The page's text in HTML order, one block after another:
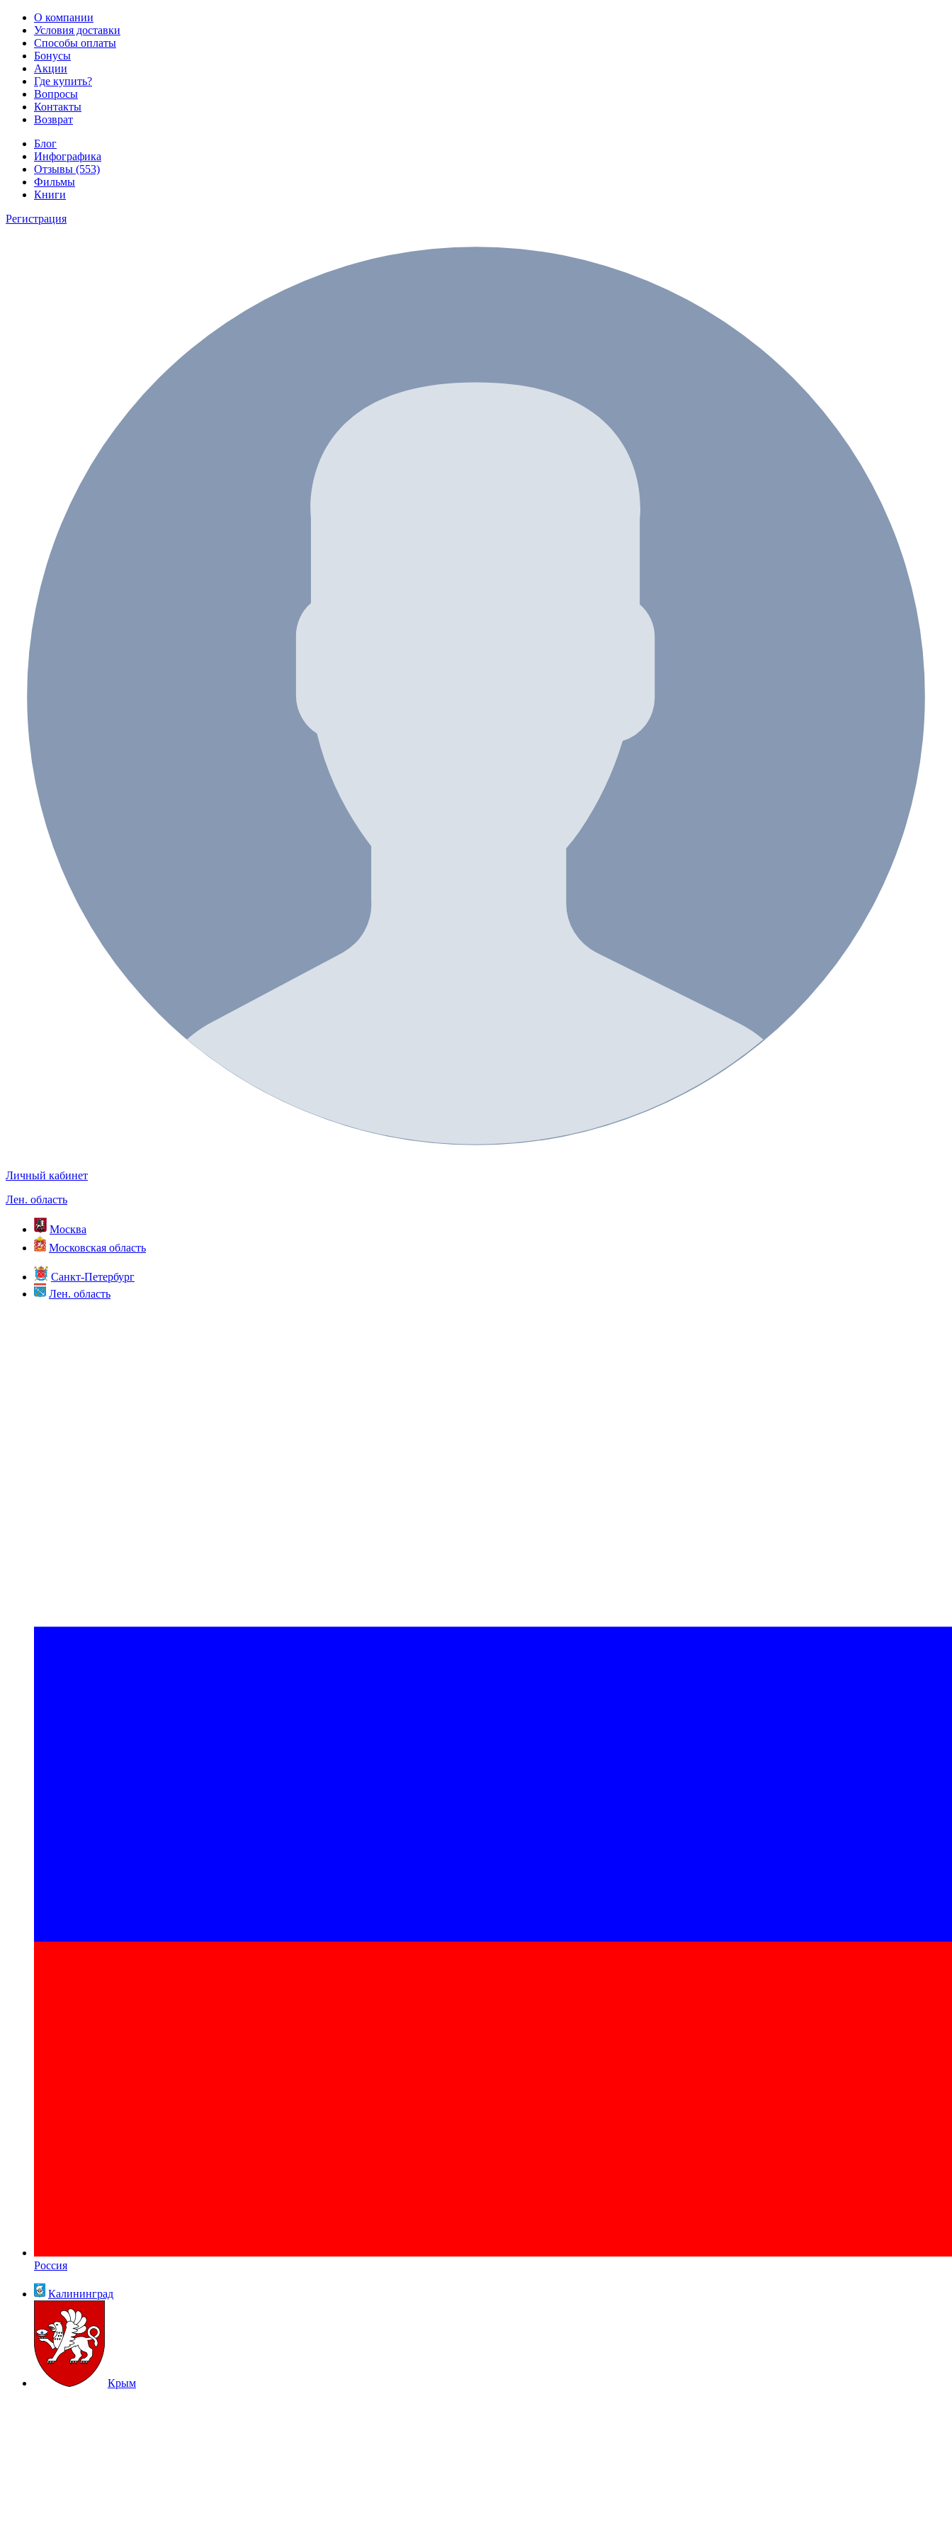
О компании
Условия доставки
Способы оплаты
Бонусы
Акции
Где купить?
Вопросы
Контакты
Возврат
Блог
Инфографика
Отзывы (553)
Фильмы
Книги
Регистрация
Личный кабинет
Лен. область
Москва
Московская область
Санкт-Петербург
Лен. область
Россия
Калининград
Крым